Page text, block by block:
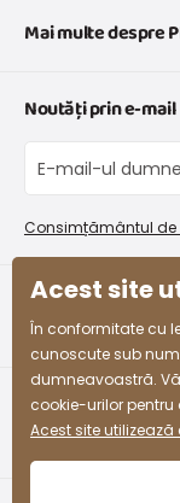
Transport și
Retururi și
Schimb sau
Procedura de
Mai multe despre
Despre noi
Program de
Colectarea
Noutăți prin e-mail
Consimțământul de
Acest site
În conformitate cu
cunoscute sub
dumneavoastră.
cookie-urilor pentru
Acest site utilizează